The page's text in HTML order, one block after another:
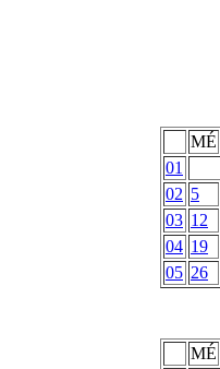
MÉ
01
02 5
03 12
04 19
05 26
MÉ